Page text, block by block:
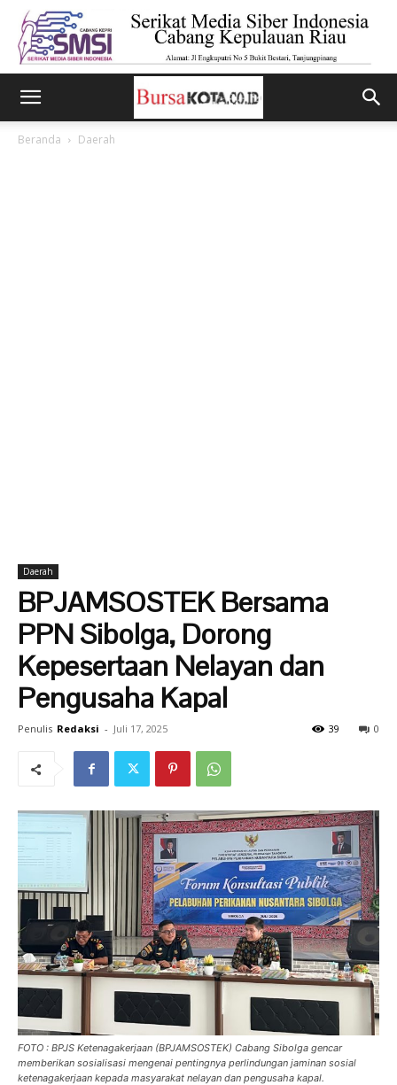
Beranda Daerah
Daerah
BPJAMSOSTEK Bersama
PPN Sibolga, Dorong
Kepesertaan Nelayan dan
Pengusaha Kapal
Penulis Redaksi - Juli 17, 2025 0
39
FOTO : BPJS Ketenagakerjaan (BPJAMSOSTEK) Cabang Sibolga gencar
memberikan sosialisasi mengenai pentingnya perlindungan jaminan sosial
ketenagakerjaan kepada masyarakat nelayan dan pengusaha kapal.